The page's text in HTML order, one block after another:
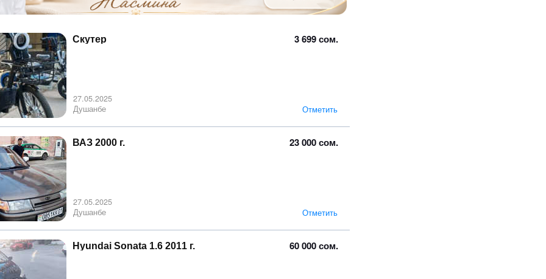
3 699 сом.
Скутер
27.05.2025
Душанбе
Отметить
23 000 сом.
ВАЗ 2000 г.
27.05.2025
Душанбе
Отметить
60 000 сом.
Hyundai Sonata 1.6 2011 г.